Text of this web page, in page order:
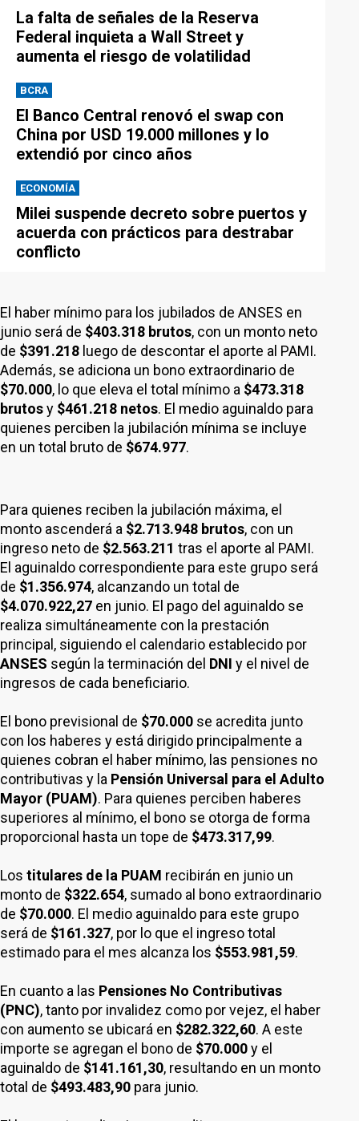
La falta de señales de la Reserva
Federal inquieta a Wall Street y
aumenta el riesgo de volatilidad
BCRA
El Banco Central renovó el swap con
China por USD 19.000 millones y lo
extendió por cinco años
ECONOMÍA
Milei suspende decreto sobre puertos y
acuerda con prácticos para destrabar
conflicto
El haber mínimo para los jubilados de ANSES en
junio será de $403.318 brutos, con un monto neto
de $391.218 luego de descontar el aporte al PAMI.
Además, se adiciona un bono extraordinario de
$70.000, lo que eleva el total mínimo a $473.318
brutosy $461.218 netos. El medio aguinaldo para
quienes perciben la jubilación mínima se incluye
en un total bruto de $674.977.
Para quienes reciben la jubilación máxima, el
monto ascenderá a $2.713.948 brutos, con un
ingreso neto de $2.563.211 tras el aporte al PAMI.
El aguinaldo correspondiente para este grupo será
de $1.356.974, alcanzando un total de
$4.070.922,27 en junio. El pago del aguinaldo se
realiza simultáneamente con la prestación
principal, siguiendo el calendario establecido por
ANSES según la terminación del DNI y el nivel de
ingresos de cada beneficiario.
El bono previsional de $70.000 se acredita junto
con los haberes y está dirigido principalmente a
quienes cobran el haber mínimo, las pensiones no
contributivas y la Pensión Universal para el Adulto
Mayor (PUAM). Para quienes perciben haberes
superiores al mínimo, el bono se otorga de forma
proporcional hasta un tope de $473.317,99.
Los titulares de la PUAM recibirán en junio un
monto de $322.654, sumado al bono extraordinario
de $70.000. El medio aguinaldo para este grupo
será de $161.327, por lo que el ingreso total
estimado para el mes alcanza los $553.981,59.
En cuanto a las Pensiones No Contributivas
(PNC), tanto por invalidez como por vejez, el haber
con aumento se ubicará en $282.322,60. A este
importe se agregan el bono de $70.000y el
aguinaldo de $141.161,30, resultando en un monto
total de $493.483,90 para junio.